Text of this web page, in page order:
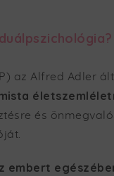
az Alfred Adler
és
embert